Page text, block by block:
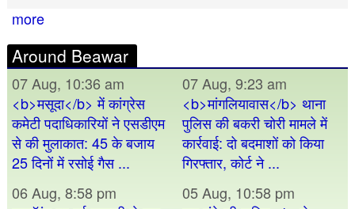
more
Around Beawar
07 Aug, 10:36 am
<b>मसूदा</b> में कांग्रेस
कमेटी पदाधिकारियों ने एसडीएम
से की मुलाकात: 45 के बजाय
25 दिनों में रसोई गैस ...
07 Aug, 9:23 am
<b>मांगलियावास</b> थाना
पुलिस की बकरी चोरी मामले में
कार्रवाई: दो बदमाशों को किया
गिरफ्तार, कोर्ट ने ...
06 Aug, 8:58 pm
05 Aug, 10:58 pm